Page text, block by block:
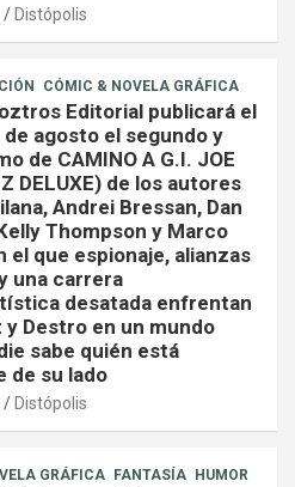
Distópolis
CÓMIC & NOVELA GRÁFICA
Editorial publicará el
de agosto el segundo y
de CAMINO A G.I. JOE
DELUXE) de los autores
Andrei Bressan, Dan
Thompson y Marco
el que espionaje, alianzas
una carrera
desatada enfrentan
y Destro en un mundo
sabe quién está
de su lado
Distópolis
GRÁFICA FANTASÍA HUMOR